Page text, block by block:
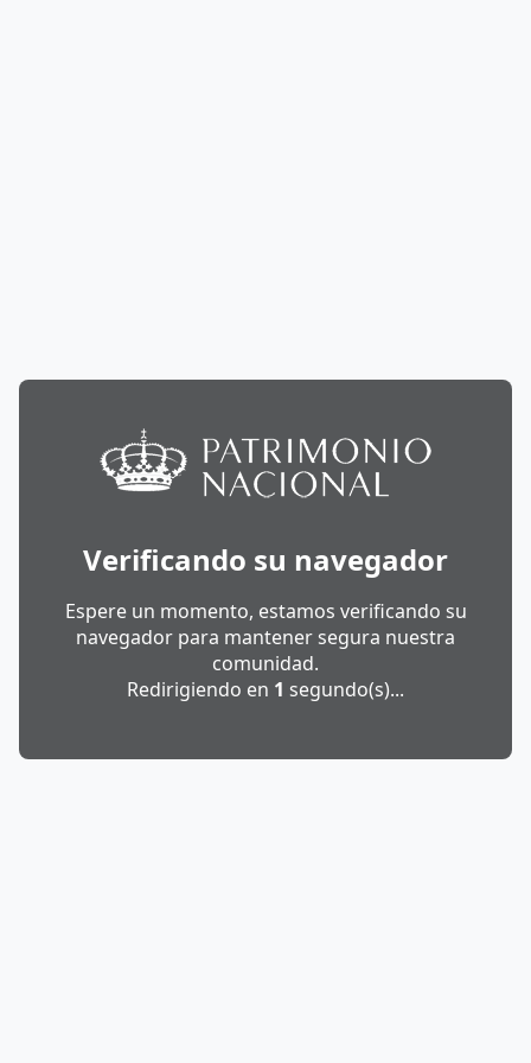
Verificando su navegador
Espere un momento, estamos verificando su
navegador para mantener segura nuestra
comunidad.
Redirigiendo en 1 segundo(s)...